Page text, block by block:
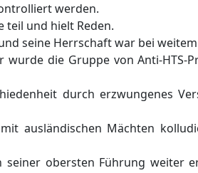
werden.
teil und hielt Reden.
seine Herrschaft war bei
die Gruppe von Anti-HTS-
durch erzwungenes
ausländischen Mächten
obersten Führung weiter